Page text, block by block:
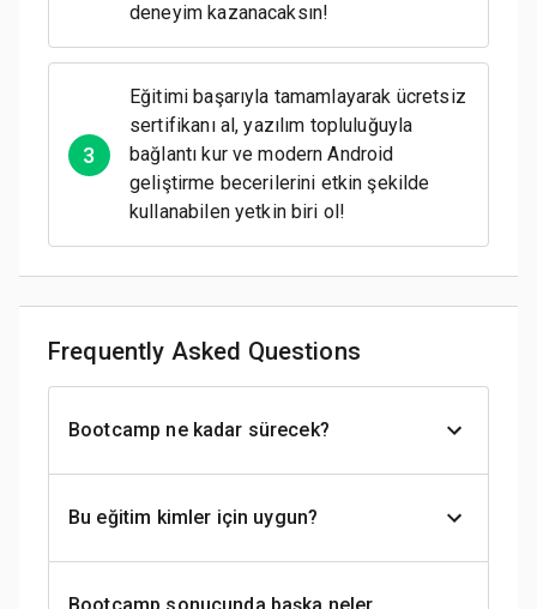
deneyim kazanacaksın!
3
Eğitimi başarıyla tamamlayarak ücretsiz
sertifikanı al, yazılım topluluğuyla
bağlantı kur ve modern Android
geliştirme becerilerini etkin şekilde
kullanabilen yetkin biri ol!
Frequently Asked Questions
Bootcamp ne kadar sürecek?
Bu eğitim kimler için uygun?